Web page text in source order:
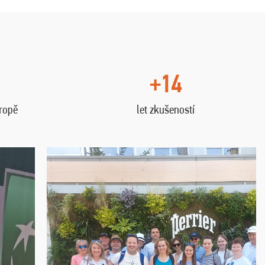
+14
let zkušeností